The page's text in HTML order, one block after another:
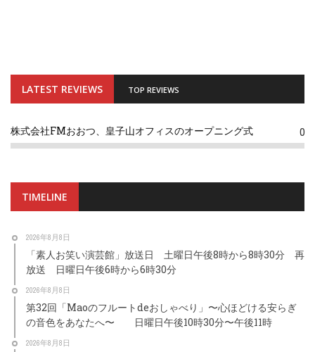
LATEST REVIEWS TOP REVIEWS
株式会社FMおおつ、皇子山オフィスのオープニング式 0
TIMELINE
2026年8月8日
「素人お笑い演芸館」放送日 土曜日午後8時から8時30分 再
放送 日曜日午後6時から6時30分
2026年8月8日
第32回「Maoのフルートdeおしゃべり」〜心ほどける安らぎ
の音色をあなたへ〜 日曜日午後10時30分〜午後11時
2026年8月8日